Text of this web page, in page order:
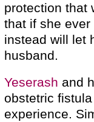
protection that
that if she
instead will let
husband.
Yeserash and
obstetric
experience.